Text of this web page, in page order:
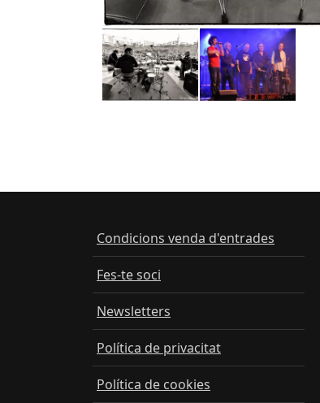
Condicions venda d'entrades
Fes-te soci
Newsletters
Política de privacitat
Política de cookies